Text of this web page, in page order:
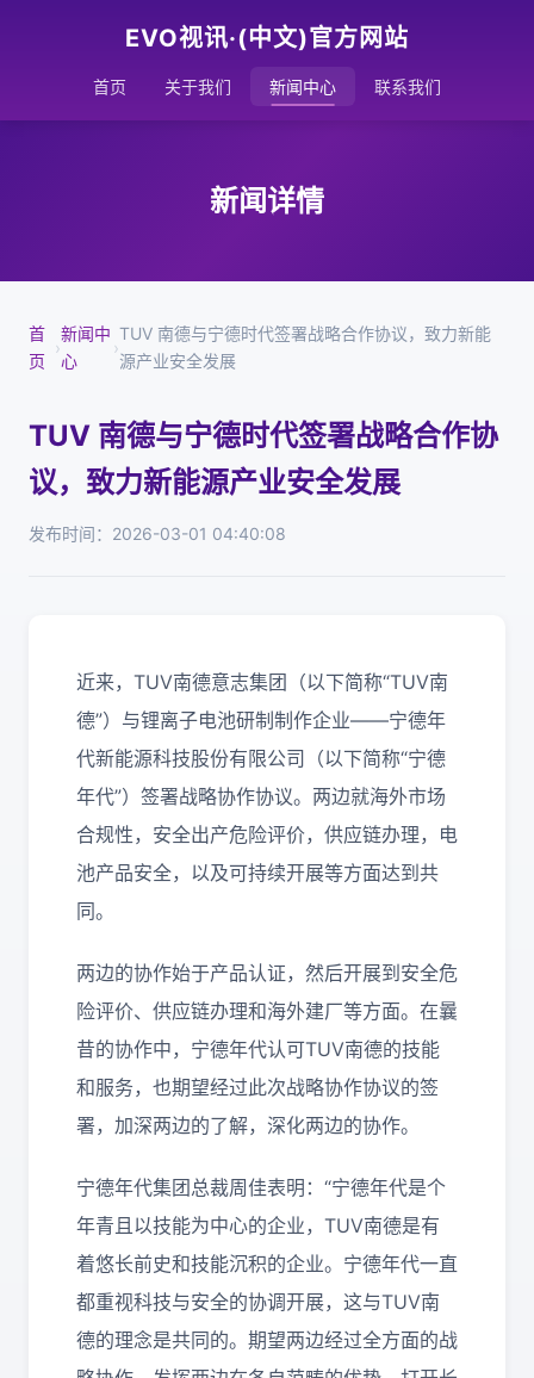
EVO视讯·(中文)官方网站
首页 关于我们 新闻中心 联系我们
新闻详情
首
页
›
新闻中
心
›
TUV 南德与宁德时代签署战略合作协议，致力新能
源产业安全发展
TUV 南德与宁德时代签署战略合作协
议，致力新能源产业安全发展
发布时间：2026-03-01 04:40:08
近来，TUV南德意志集团（以下简称“TUV南
德”）与锂离子电池研制制作企业——宁德年
代新能源科技股份有限公司（以下简称“宁德
年代”）签署战略协作协议。两边就海外市场
合规性，安全出产危险评价，供应链办理，电
池产品安全，以及可持续开展等方面达到共
同。
两边的协作始于产品认证，然后开展到安全危
险评价、供应链办理和海外建厂等方面。在曩
昔的协作中，宁德年代认可TUV南德的技能
和服务，也期望经过此次战略协作协议的签
署，加深两边的了解，深化两边的协作。
宁德年代集团总裁周佳表明：“宁德年代是个
年青且以技能为中心的企业，TUV南德是有
着悠长前史和技能沉积的企业。宁德年代一直
都重视科技与安全的协调开展，这与TUV南
德的理念是共同的。期望两边经过全方面的战